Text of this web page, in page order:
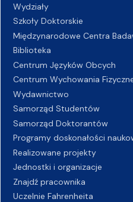
Wydziały
Szkoły Doktorskie
Międzynarodowe Centra
Biblioteka
Centrum Języków Obcych
Centrum Wychowania
Wydawnictwo
Samorząd Studentów
Samorząd Doktorantów
Programy doskonałości
Realizowane projekty
Jednostki i organizacje
Znajdź pracownika
Uczelnie Fahrenheita